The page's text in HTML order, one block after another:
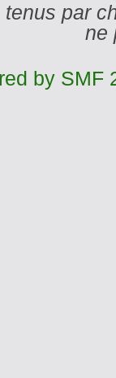
par
ne
by SMF